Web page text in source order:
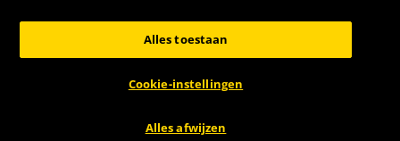
GER - Alle rechten voorbehouden
*Alle prijzen incl. wettelijke btw excl. verzendingskosten en eventueel
kosten voor levering ter plaatse, tenzij anderszins beschreven. 1Huidige
of eerdere aanbevolen verkoopprijs van de fabrikant inclusief btw
Cookie-instellingen
Alles afwijzen
Alles toestaan